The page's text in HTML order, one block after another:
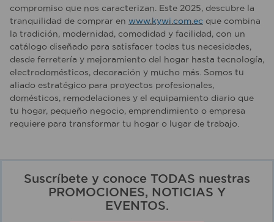
compromiso que nos caracterizan. Este 2025, descubre la
tranquilidad de comprar en www.kywi.com.ec que combina
la tradición, modernidad, comodidad y facilidad, con un
catálogo diseñado para satisfacer todas tus necesidades,
desde ferretería y mejoramiento del hogar hasta tecnología,
electrodomésticos, decoración y mucho más. Somos tu
aliado estratégico para proyectos profesionales,
domésticos, remodelaciones y el equipamiento diario que
tu hogar, pequeño negocio, emprendimiento o empresa
requiere para transformar tu hogar o lugar de trabajo.
Suscríbete y conoce TODAS nuestras
PROMOCIONES, NOTICIAS Y
EVENTOS.